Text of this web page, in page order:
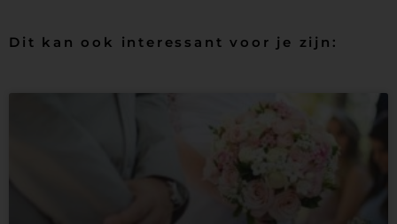
Dit kan ook interessant voor je zijn: